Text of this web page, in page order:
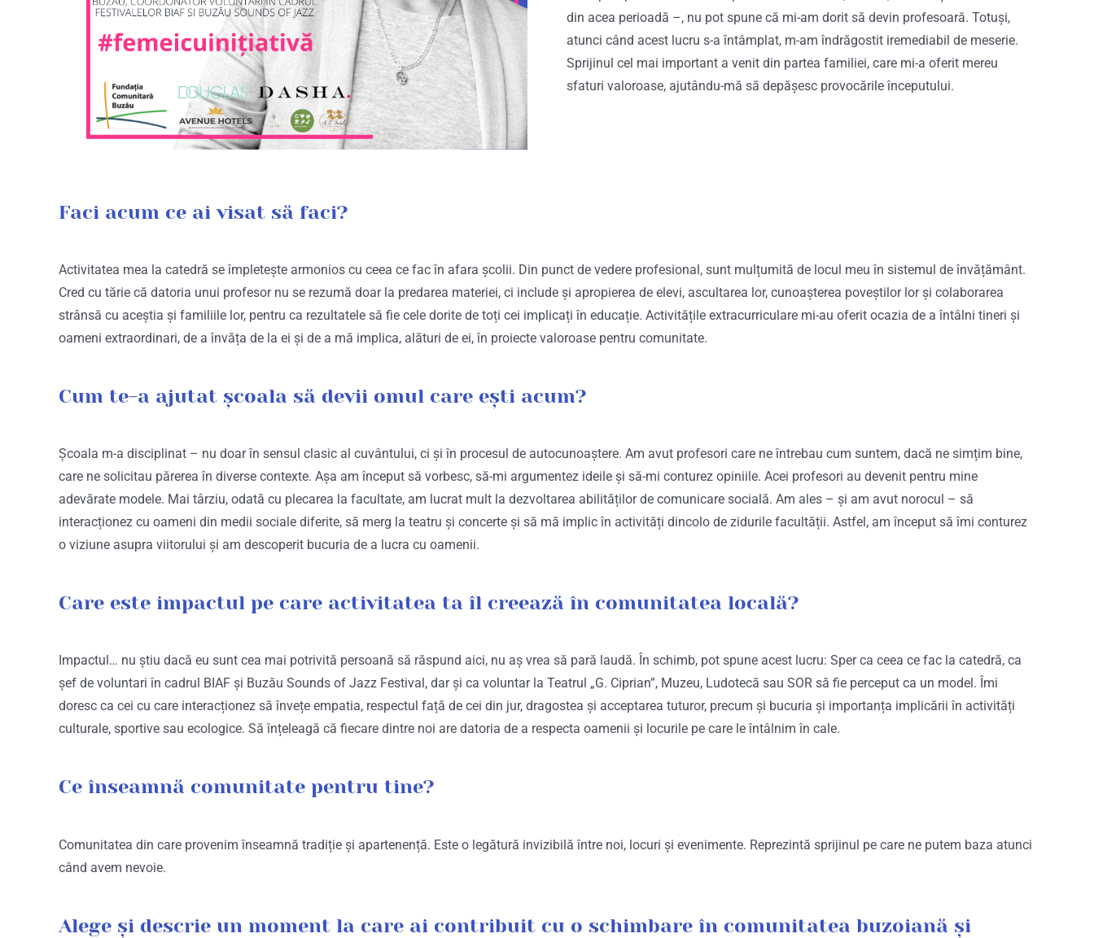
din acea perioadă –, nu pot spune că mi-am dorit să devin profesoară. Totuși,
atunci când acest lucru s-a întâmplat, m-am îndrăgostit iremediabil de meserie.
Sprijinul cel mai important a venit din partea familiei, care mi-a oferit mereu
sfaturi valoroase, ajutându-mă să depășesc provocările începutului.
Faci acum ce ai visat să faci?
Activitatea mea la catedră se împletește armonios cu ceea ce fac în afara școlii. Din punct de vedere profesional, sunt mulțumită de locul meu în sistemul de învățământ.
Cred cu tărie că datoria unui profesor nu se rezumă doar la predarea materiei, ci include și apropierea de elevi, ascultarea lor, cunoașterea poveștilor lor și colaborarea
strânsă cu aceștia și familiile lor, pentru ca rezultatele să fie cele dorite de toți cei implicați în educație. Activitățile extracurriculare mi-au oferit ocazia de a întâlni tineri și
oameni extraordinari, de a învăța de la ei și de a mă implica, alături de ei, în proiecte valoroase pentru comunitate.
Cum te-a ajutat școala să devii omul care ești acum?
Școala m-a disciplinat – nu doar în sensul clasic al cuvântului, ci și în procesul de autocunoaștere. Am avut profesori care ne întrebau cum suntem, dacă ne simțim bine,
care ne solicitau părerea în diverse contexte. Așa am început să vorbesc, să-mi argumentez ideile și să-mi conturez opiniile. Acei profesori au devenit pentru mine
adevărate modele. Mai târziu, odată cu plecarea la facultate, am lucrat mult la dezvoltarea abilităților de comunicare socială. Am ales – și am avut norocul – să
interacționez cu oameni din medii sociale diferite, să merg la teatru și concerte și să mă implic în activități dincolo de zidurile facultății. Astfel, am început să îmi conturez
o viziune asupra viitorului și am descoperit bucuria de a lucra cu oamenii.
Care este impactul pe care activitatea ta îl creează în comunitatea locală?
Impactul… nu știu dacă eu sunt cea mai potrivită persoană să răspund aici, nu aș vrea să pară laudă. În schimb, pot spune acest lucru: Sper ca ceea ce fac la catedră, ca
șef de voluntari în cadrul BIAF și Buzău Sounds of Jazz Festival, dar și ca voluntar la Teatrul „G. Ciprian”, Muzeu, Ludotecă sau SOR să fie perceput ca un model. Îmi
doresc ca cei cu care interacționez să învețe empatia, respectul față de cei din jur, dragostea și acceptarea tuturor, precum și bucuria și importanța implicării în activități
culturale, sportive sau ecologice. Să înțeleagă că fiecare dintre noi are datoria de a respecta oamenii și locurile pe care le întâlnim în cale.
Ce înseamnă comunitate pentru tine?
Comunitatea din care provenim înseamnă tradiție și apartenență. Este o legătură invizibilă între noi, locuri și evenimente. Reprezintă sprijinul pe care ne putem baza atunci
când avem nevoie.
Alege și descrie un moment la care ai contribuit cu o schimbare în comunitatea buzoiană și